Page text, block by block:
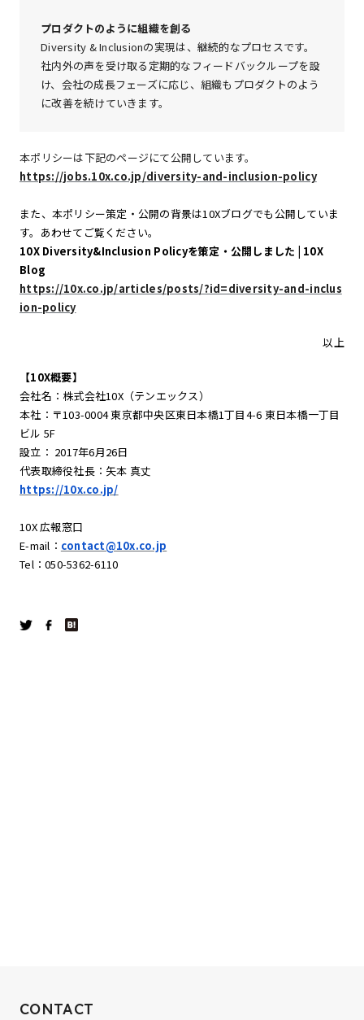
プロダクトのように組織を創る
Diversity & Inclusionの実現は、継続的なプロセスです。
社内外の声を受け取る定期的なフィードバックループを設
け、会社の成長フェーズに応じ、組織もプロダクトのよう
に改善を続けていきます。
本ポリシーは下記のページにて公開しています。
https://jobs.10x.co.jp/diversity-and-inclusion-policy
また、本ポリシー策定・公開の背景は10Xブログでも公開していま
す。あわせてご覧ください。
10X Diversity&Inclusion Policyを策定・公開しました | 10X
Blog
https://10x.co.jp/articles/posts/?id=diversity-and-inclus
ion-policy
以上
【10X概要】
会社名：株式会社10X（テンエックス）
本社：〒103-0004 東京都中央区東日本橋1丁目4-6 東日本橋一丁目
ビル 5F
設立： 2017年6月26日
代表取締役社長：矢本 真丈
https://10x.co.jp/
10X 広報窓口
E-mail： contact@10x.co.jp
Tel：050-5362-6110
CONTACT